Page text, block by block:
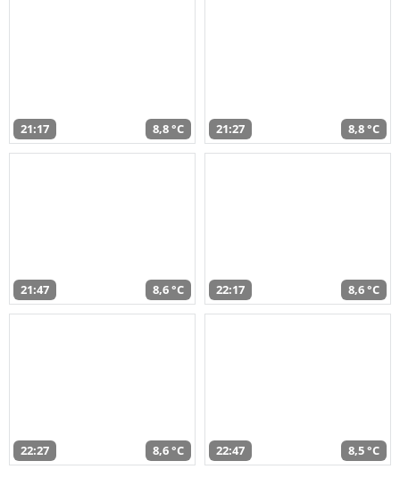
21:17 8,8 °C 21:27 8,8 °C
21:47 8,6 °C 22:17 8,6 °C
22:27 8,6 °C 22:47 8,5 °C